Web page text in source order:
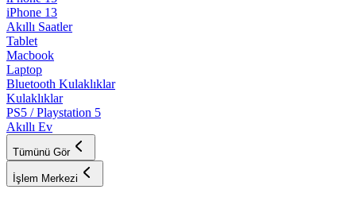
iPhone 13
Akıllı Saatler
Tablet
Macbook
Laptop
Bluetooth Kulaklıklar
Kulaklıklar
PS5 / Playstation 5
Akıllı Ev
Tümünü Gör
İşlem Merkezi